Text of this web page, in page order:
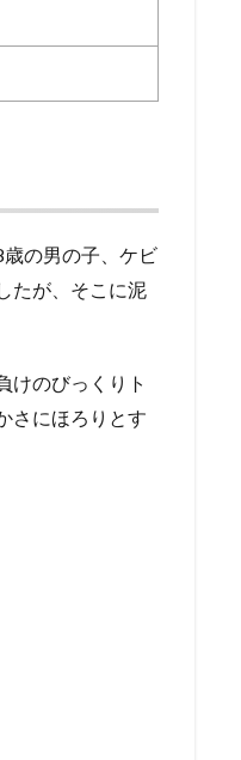
の男の子、ケビ
たが、そこに泥
けのびっくりト
さにほろりとす